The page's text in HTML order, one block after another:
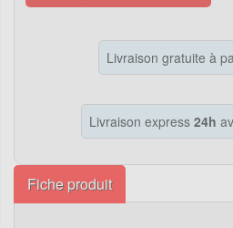
Livraison gratuite à
Livraison express 24h
Fiche produit